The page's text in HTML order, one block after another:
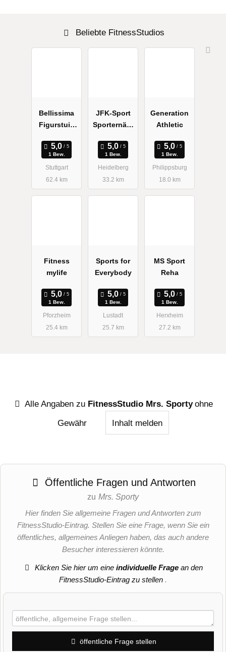
Beliebte FitnessStudios
Bellissima
Figurstuio
1 Bew.
Stuttgart
62.4 km
JFK-Sport
Sporternähr
1 Bew.
Heidelberg
33.2 km
Generation
Athletic
1 Bew.
Philippsburg
18.0 km
Fitness
mylife
1 Bew.
Pforzheim
25.4 km
Sports for
Everybody
1 Bew.
Lustadt
25.7 km
MS Sport
Reha
1 Bew.
Herxheim
27.2 km
Alle Angaben zu FitnessStudio Mrs. Sporty ohne
Gewähr
Inhalt melden
Öffentliche Fragen und Antworten
zu Mrs. Sporty
Hier finden Sie allgemeine Fragen und Antworten zum
FitnessStudio-Eintrag. Stellen Sie eine Frage, wenn Sie ein
öffentliches, allgemeines Anliegen haben, das auch andere
Besucher interessieren könnte.
Klicken Sie hier um eineindividuelle Frage an den
FitnessStudio-Eintrag zu stellen .
öffentliche Frage stellen